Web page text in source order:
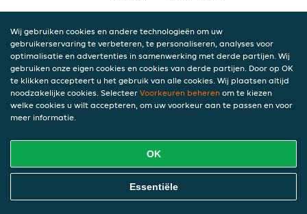
Wij gebruiken cookies en andere technologieën om uw
gebruikerservaring te verbeteren, te personaliseren, analyses voor
optimalisatie en advertenties in samenwerking met derde partijen. Wij
gebruiken onze eigen cookies en cookies van derde partijen. Door op OK
te klikken accepteert u het gebruik van alle cookies. Wij plaatsen altijd
noodzakelijke cookies. Selecteer Voorkeuren beheren om te kiezen
welke cookies u wilt accepteren, om uw voorkeur aan te passen en voor
meer informatie.
OK
Essentiële